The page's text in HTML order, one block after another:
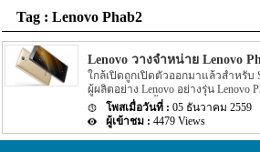
Tag : Lenovo Phab2
Lenovo วางจำหน่าย Lenovo
ใกล้เปิดถูกเปิดตัวออกมาแล้วสำหรับ
ผู้ผลิตอย่าง Lenovo อย่างรุ่น Lenovo
Phab2 ออกมานั้น ตามข่าวระบุว่า
ประมาณต้นเดือนธันวาคมหรือประม
โดยจะเปิดตัวขึ้นในประเทศอินเดีย อี
ที่จะเกิดขึ้นที่ประเทศอินเดียในวันที่
05 ธันวาคม 2559
4479 Views